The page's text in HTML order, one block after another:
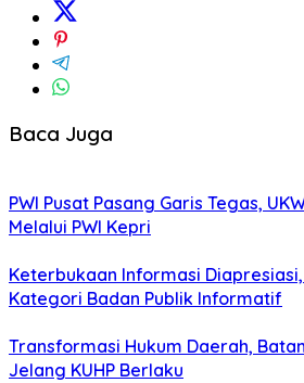
Baca Juga
PWI Pusat Pasang Garis Tegas,
Melalui PWI Kepri
Keterbukaan Informasi
Kategori Badan Publik Informatif
Transformasi Hukum Daerah,
Jelang KUHP Berlaku